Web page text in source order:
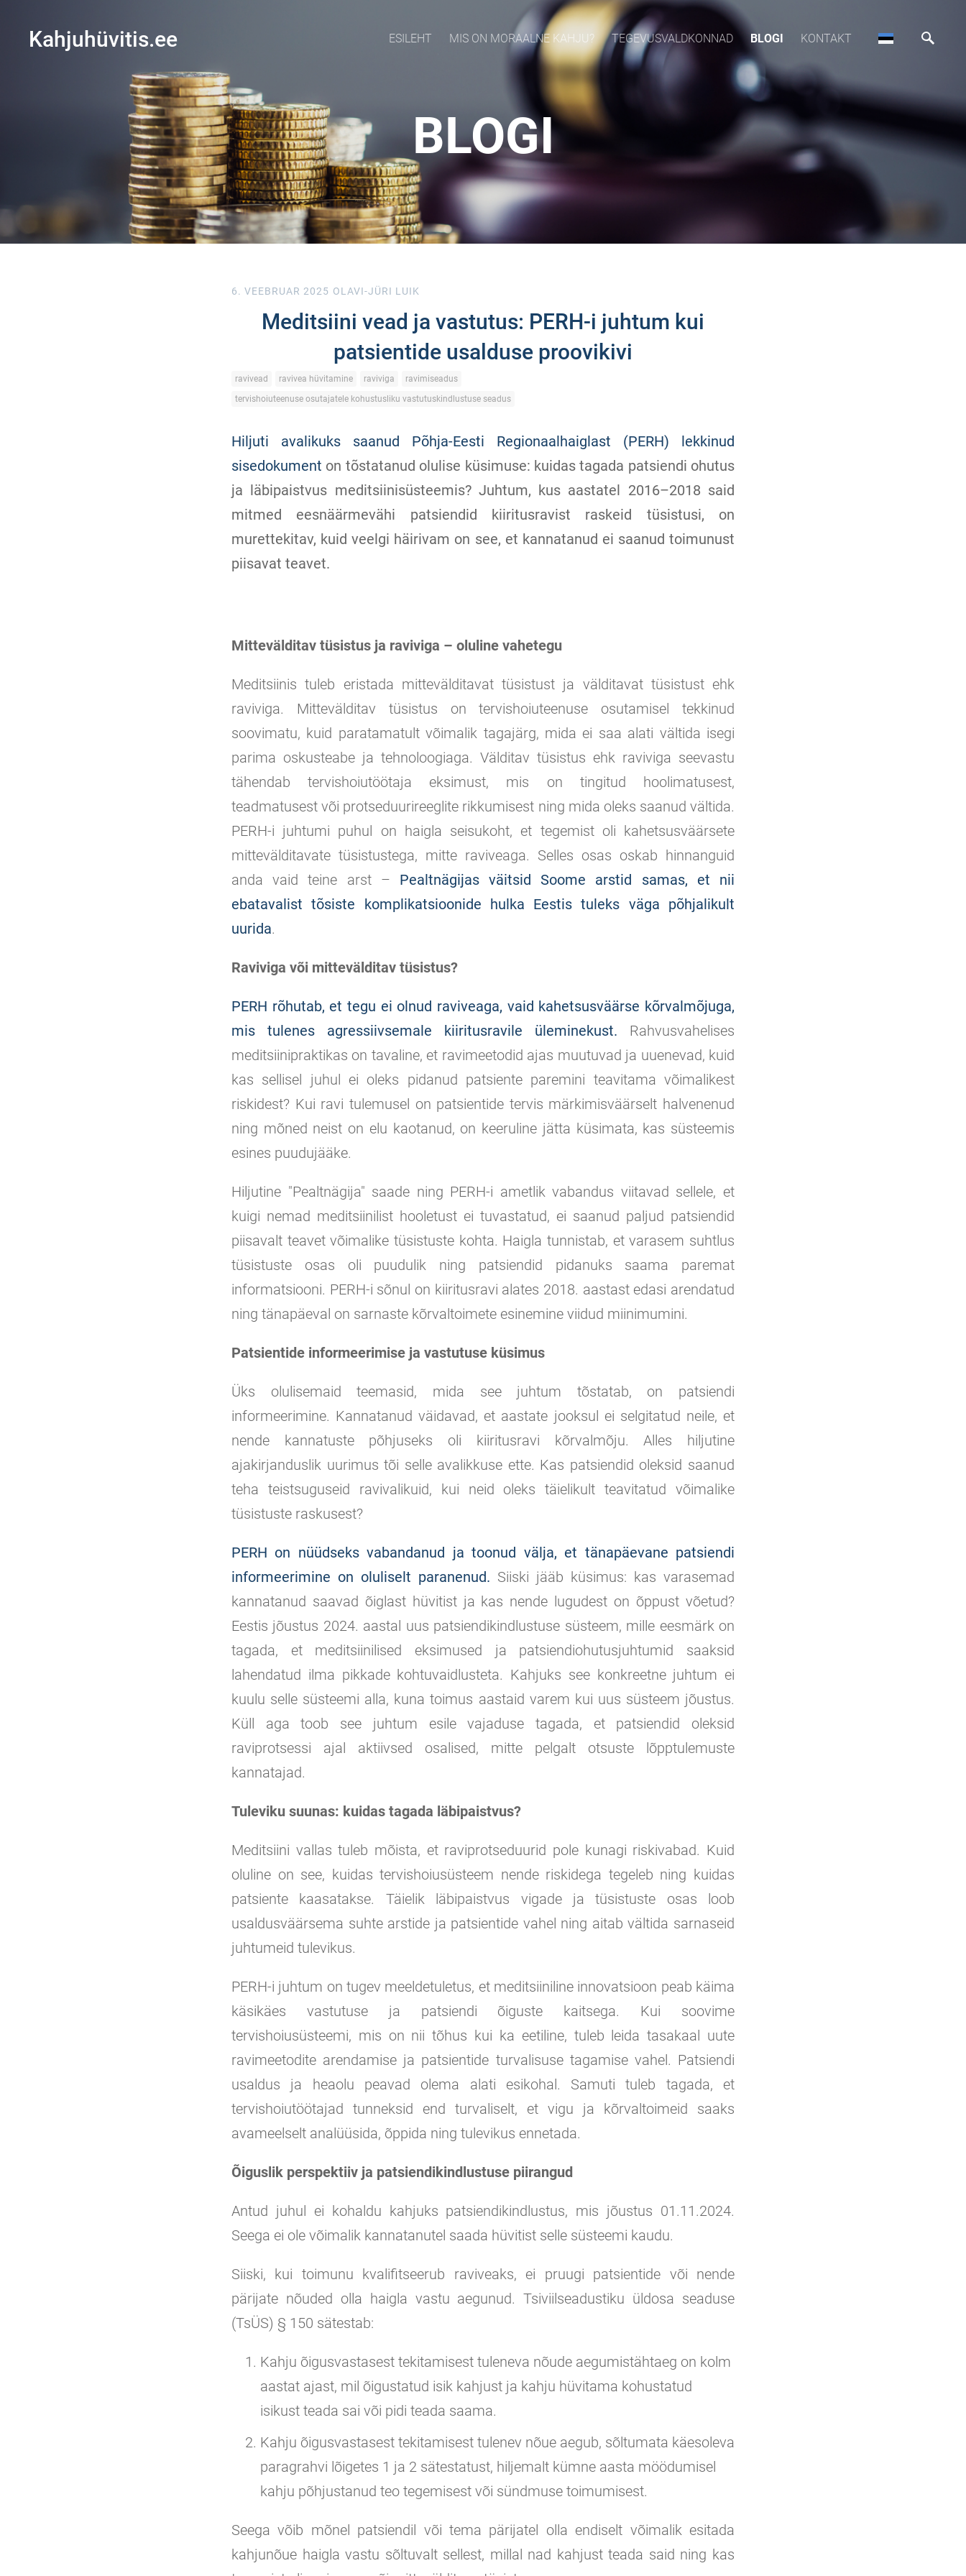
Kahjuhüvitis.ee ESILEHT MIS ON MORAALNE KAHJU? TEGEVUSVALDKONNAD BLOGI KONTAKT
BLOGI
6. VEEBRUAR 2025 OLAVI-JÜRI LUIK
Meditsiini vead ja vastutus: PERH-i juhtum kui
patsientide usalduse proovikivi
ravivead ravivea hüvitamine raviviga
ravimiseadus
tervishoiuteenuse osutajatele kohustusliku vastutuskindlustuse seadus
Hiljuti avalikuks saanud Põhja-Eesti Regionaalhaiglast (PERH) lekkinud
sisedokument on tõstatanud olulise küsimuse: kuidas tagada patsiendi ohutus
ja läbipaistvus meditsiinisüsteemis? Juhtum, kus aastatel 2016–2018 said
mitmed eesnäärmevähi patsiendid kiiritusravist raskeid tüsistusi, on
murettekitav, kuid veelgi häirivam on see, et kannatanud ei saanud toimunust
piisavat teavet.
Mittevälditav tüsistus ja raviviga – oluline vahetegu
Meditsiinis tuleb eristada mittevälditavat tüsistust ja välditavat tüsistust ehk
raviviga. Mittevälditav tüsistus on tervishoiuteenuse osutamisel tekkinud
soovimatu, kuid paratamatult võimalik tagajärg, mida ei saa alati vältida isegi
parima oskusteabe ja tehnoloogiaga. Välditav tüsistus ehk raviviga seevastu
tähendab tervishoiutöötaja eksimust, mis on tingitud hoolimatusest,
teadmatusest või protseduurireeglite rikkumisest ning mida oleks saanud vältida.
PERH-i juhtumi puhul on haigla seisukoht, et tegemist oli kahetsusväärsete
mittevälditavate tüsistustega, mitte raviveaga. Selles osas oskab hinnanguid
anda vaid teine arst – Pealtnägijas väitsid Soome arstid samas, et nii
ebatavalist tõsiste komplikatsioonide hulka Eestis tuleks väga põhjalikult
uurida.
Raviviga või mittevälditav tüsistus?
PERH rõhutab, et tegu ei olnud raviveaga, vaid kahetsusväärse kõrvalmõjuga,
mis tulenes agressiivsemale kiiritusravile üleminekust. Rahvusvahelises
meditsiinipraktikas on tavaline, et ravimeetodid ajas muutuvad ja uuenevad, kuid
kas sellisel juhul ei oleks pidanud patsiente paremini teavitama võimalikest
riskidest? Kui ravi tulemusel on patsientide tervis märkimisväärselt halvenenud
ning mõned neist on elu kaotanud, on keeruline jätta küsimata, kas süsteemis
esines puudujääke.
Hiljutine "Pealtnägija" saade ning PERH-i ametlik vabandus viitavad sellele, et
kuigi nemad meditsiinilist hooletust ei tuvastatud, ei saanud paljud patsiendid
piisavalt teavet võimalike tüsistuste kohta. Haigla tunnistab, et varasem suhtlus
tüsistuste osas oli puudulik ning patsiendid pidanuks saama paremat
informatsiooni. PERH-i sõnul on kiiritusravi alates 2018. aastast edasi arendatud
ning tänapäeval on sarnaste kõrvaltoimete esinemine viidud miinimumini.
Patsientide informeerimise ja vastutuse küsimus
Üks olulisemaid teemasid, mida see juhtum tõstatab, on patsiendi
informeerimine. Kannatanud väidavad, et aastate jooksul ei selgitatud neile, et
nende kannatuste põhjuseks oli kiiritusravi kõrvalmõju. Alles hiljutine
ajakirjanduslik uurimus tõi selle avalikkuse ette. Kas patsiendid oleksid saanud
teha teistsuguseid ravivalikuid, kui neid oleks täielikult teavitatud võimalike
tüsistuste raskusest?
PERH on nüüdseks vabandanud ja toonud välja, et tänapäevane patsiendi
informeerimine on oluliselt paranenud. Siiski jääb küsimus: kas varasemad
kannatanud saavad õiglast hüvitist ja kas nende lugudest on õppust võetud?
Eestis jõustus 2024. aastal uus patsiendikindlustuse süsteem, mille eesmärk on
tagada, et meditsiinilised eksimused ja patsiendiohutusjuhtumid saaksid
lahendatud ilma pikkade kohtuvaidlusteta. Kahjuks see konkreetne juhtum ei
kuulu selle süsteemi alla, kuna toimus aastaid varem kui uus süsteem jõustus.
Küll aga toob see juhtum esile vajaduse tagada, et patsiendid oleksid
raviprotsessi ajal aktiivsed osalised, mitte pelgalt otsuste lõpptulemuste
kannatajad.
Tuleviku suunas: kuidas tagada läbipaistvus?
Meditsiini vallas tuleb mõista, et raviprotseduurid pole kunagi riskivabad. Kuid
oluline on see, kuidas tervishoiusüsteem nende riskidega tegeleb ning kuidas
patsiente kaasatakse. Täielik läbipaistvus vigade ja tüsistuste osas loob
usaldusväärsema suhte arstide ja patsientide vahel ning aitab vältida sarnaseid
juhtumeid tulevikus.
PERH-i juhtum on tugev meeldetuletus, et meditsiiniline innovatsioon peab käima
käsikäes vastutuse ja patsiendi õiguste kaitsega. Kui soovime
tervishoiusüsteemi, mis on nii tõhus kui ka eetiline, tuleb leida tasakaal uute
ravimeetodite arendamise ja patsientide turvalisuse tagamise vahel. Patsiendi
usaldus ja heaolu peavad olema alati esikohal. Samuti tuleb tagada, et
tervishoiutöötajad tunneksid end turvaliselt, et vigu ja kõrvaltoimeid saaks
avameelselt analüüsida, õppida ning tulevikus ennetada.
Õiguslik perspektiiv ja patsiendikindlustuse piirangud
Antud juhul ei kohaldu kahjuks patsiendikindlustus, mis jõustus 01.11.2024.
Seega ei ole võimalik kannatanutel saada hüvitist selle süsteemi kaudu.
Siiski, kui toimunu kvalifitseerub raviveaks, ei pruugi patsientide või nende
pärijate nõuded olla haigla vastu aegunud. Tsiviilseadustiku üldosa seaduse
(TsÜS) § 150 sätestab:
Kahju õigusvastasest tekitamisest tuleneva nõude aegumistähtaeg on kolm
aastat ajast, mil õigustatud isik kahjust ja kahju hüvitama kohustatud
isikust teada sai või pidi teada saama.
Kahju õigusvastasest tekitamisest tulenev nõue aegub, sõltumata käesoleva
paragrahvi lõigetes 1 ja 2 sätestatust, hiljemalt kümne aasta möödumisel
kahju põhjustanud teo tegemisest või sündmuse toimumisest.
Seega võib mõnel patsiendil või tema pärijatel olla endiselt võimalik esitada
kahjunõue haigla vastu sõltuvalt sellest, millal nad kahjust teada said ning kas